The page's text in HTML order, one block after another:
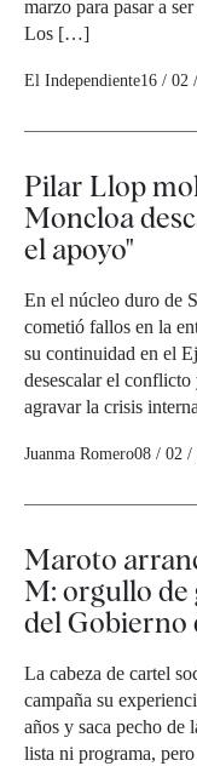
marzo para pasar a
Los […]
El Independiente16 / 02
Pilar Llop
Moncloa
el apoyo"
En el núcleo duro de
cometió fallos en la
su continuidad en el
desescalar el
agravar la crisis
Juanma Romero08 / 02 /
Maroto
M: orgullo
del Gobierno
La cabeza de cartel
campaña su
años y saca pecho
lista ni programa,